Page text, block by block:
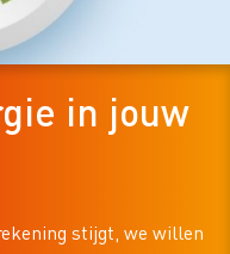
in jouw
stijgt, we willen